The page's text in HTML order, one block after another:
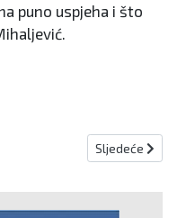
puno uspjeha i što
'Tradicijsko ruho od mora
Sljedeći
Sljedeće